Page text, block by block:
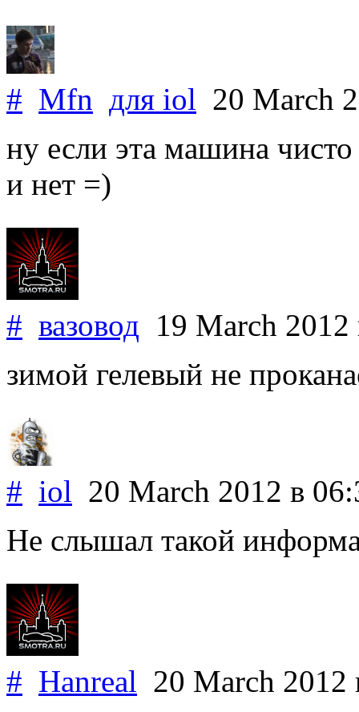
# Mfn для iol 20 March
ну если эта машина
и нет =)
# вазовод 19 March 2012
зимой гелевый не
# iol 20 March 2012 в
Не слышал такой
# Hanreal 20 March 2012